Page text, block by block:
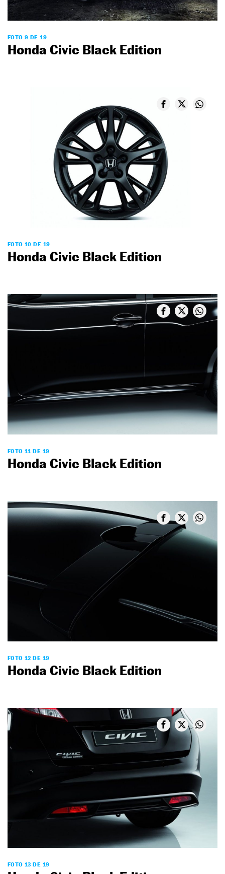
FOTO 9 DE 19
Honda Civic Black Edition
FOTO 10 DE 19
Honda Civic Black Edition
FOTO 11 DE 19
Honda Civic Black Edition
FOTO 12 DE 19
Honda Civic Black Edition
FOTO 13 DE 19